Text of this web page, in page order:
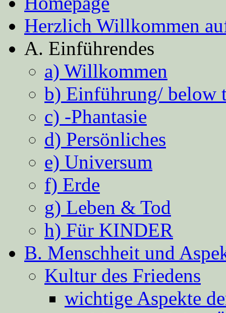
Herzlich Willkommen
A. Einführendes
a) Willkommen
b) Einführung/ below
c) -Phantasie
d) Persönliches
e) Universum
f) Erde
g) Leben & Tod
h) Für KINDER
B. Menschheit und
Kultur des Friedens
wichtige Aspekte